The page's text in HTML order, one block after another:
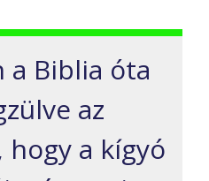
a Biblia óta
az
a kígyó